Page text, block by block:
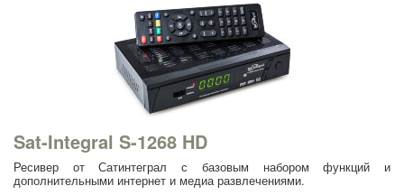
Sat-Integral S-1268 HD
Ресивер от Сатинтеграл с базовым набором функций и
дополнительными интернет и медиа развлечениями.